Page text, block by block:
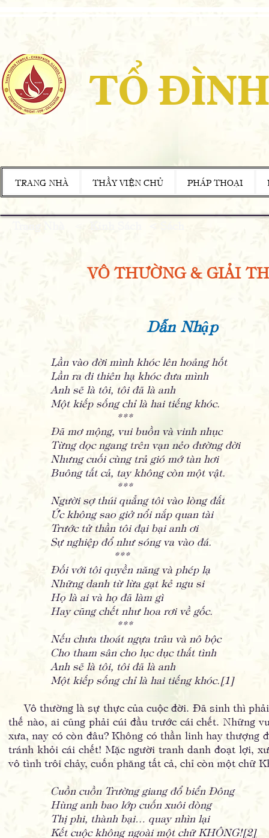
TỔ
TRANG NHÀ THẦY VIỆN CHỦ PHÁP THOẠI
VÔ THƯỜNG & GIẢI
Dẫn Nhập
Lần vào đời mình khóc lên hoảng hốt
Lần ra đi thiên hạ khóc đưa mình
Anh sẽ là tôi, tôi đã là anh
Một kiếp sống chỉ là hai tiếng khóc.
***
Đã mơ mộng, vui buồn và vinh nhục
Từng dọc ngang trên vạn nẻo đường đời
Nhưng cuối cùng trả gió mớ tàn hơi
Buông tất cả, tay không còn một vật.
***
Người sợ thúi quẳng tôi vào lòng đất
Ức không sao giở nổi nắp quan tài
Trước tử thần tôi đại bại anh ơi
Sự nghiệp đổ như sóng va vào đá.
***
Đối với tôi quyền năng và phép lạ
Những danh từ lừa gạt kẻ ngu si
Họ là ai và họ đã làm gì
Hay cũng chết như hoa rơi về gốc.
***
Nếu chưa thoát ngựa trâu và nô bộc
Cho tham sân cho lục dục thất tình
Anh sẽ là tôi, tôi đã là anh
Một kiếp sống chỉ là hai tiếng khóc.[1]
Vô thường là sự thực của cuộc đời. Đã sinh thì
thế nào, ai cũng phải cúi đầu trước cái chết. Những
xưa, nay có còn đâu? Không có thần linh hay thượng
tránh khỏi cái chết! Mặc người tranh danh đoạt lợi,
vô tình trôi chảy, cuốn phăng tất cả, chỉ còn một chữ
Cuồn cuồn Trường giang đổ biển Đông
Hùng anh bao lớp cuốn xuôi dòng
Thị phi, thành bại… quay nhìn lại
Kết cuộc không ngoài một chữ KHÔNG![2]